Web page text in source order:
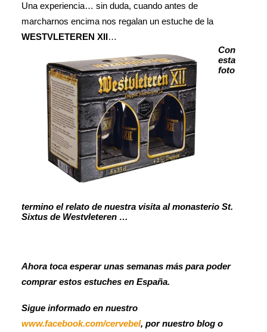
Una experiencia… sin duda, cuando antes de
marcharnos encima nos regalan un estuche de la
WESTVLETEREN XII…
Con
esta
foto
termino el relato de nuestra visita al monasterio St.
Sixtus de Westvleteren …
Ahora toca esperar unas semanas más para poder
comprar estos estuches en España.
Sigue informado en nuestro
www.facebook.com/cervebel, por nuestro blog o